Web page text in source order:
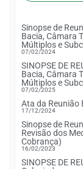
Sinopse de
Bacia, Câmara
Múltiplos e
07/02/2024
SINOPSE DE
Bacia, Câmara
Múltiplos e
07/02/2025
Ata da Reunião
17/12/2024
Sinopse de
Revisão dos
Cobrança)
16/02/2023
SINOPSE DE